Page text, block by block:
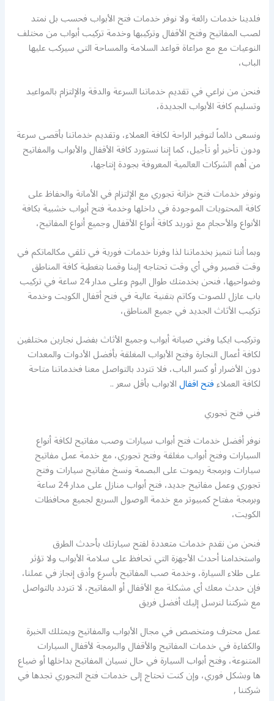
فلدينا خدمات رائعة ولا نوفر خدمات فتح الأبواب فحسب بل نمتد
لصب المفاتيح وفتح الأقفال وتركيبها وخدمة تركيب أبواب من مختلف
النوعيات مع مع مراعاة قواعد السلامة والمساحة التي سيركب عليها
الباب،
فنحن من نراعي في تقديم خدماتنا السرعة والدقة والإلتزام بالمواعيد
وتسليم كافة الأبواب الجديدة،
ونسعى دائماً لتوفير الراحة لكافة العملاء، وتقديم خدماتنا بأقصى سرعة
ودون تأخير أو تأجيل، كما إننا نستورد كافة الأقفال والأبواب والمفاتيح
من أهم الشركات العالمية المعروفة بجودة إنتاجها،
ونوفر خدمات فتح خزانة تجوري مع الإلتزام في الأمانة والحفاظ على
كافة المحتويات الموجودة في داخلها وخدمة فتح أبواب خشبية بكافة
الأنواع والأحجام مع توريد كافة أنواع الأقفال وجميع أنواع المفاتيح،
وبما أننا نتميز بخدماتنا لذا وفرنا خدمات فورية في تلقي مكالماتكم في
وقت قصير وفي أي وقت تحتاجه إلينا وقمنا بتغطية كافة المناطق
وضواحيها، فنحن بخدمتك طوال اليوم وعلى مدار 24 ساعة في تركيب
باب عازل للصوت وكاتم بتقنية عالية في فتح أقفال الكويت وخدمة
تركيب الأثاث الجديد في جميع المناطق،
وتركيب ايكيا وفني صيانة أبواب وجميع الأثاث بفضل نجارين مختلفين
لكافة أعمال النجارة وفتح الأبواب المغلقة بأفضل الأدوات والمعدات
دون الأضرار أو كسر الباب، فلا تتردد بالتواصل معنا فخدماتنا متاحة
لكافة العملاءفتح اقفالالابواب بأقل سعر ..
فني فتح تجوري
نوفر أفضل خدمات فتح أبواب سيارات وصب مفاتيح لكافة أنواع
السيارات وفتح أبواب مغلقة وفتح تجوري، مع خدمة عمل مفاتيح
سيارات وبرمجة ريموت على البصمة ونسخ مفاتيح سيارات وفتح
تجوري وعمل مفاتيح جديد، فتح أبواب منازل على مدار 24 ساعة
وبرمجة مفتاح كمبيوتر مع خدمة الوصول السريع لجميع محافظات
الكويت،
فنحن من نقدم خدمات متعددة لفتح سيارتك بأحدث الطرق
واستخدامنا أحدث الأجهزة التي تحافظ على سلامة الأبواب ولا تؤثر
على طلاء السيارة، وخدمة صب المفاتيح بأسرع وأدق إنجاز في عملنا،
فإن حدث معك أي مشكلة مع الأقفال أو المفاتيح، لا تتردد بالتواصل
مع شركتنا لنرسل إليك أفضل فريق
عمل محترف ومتخصص في مجال الأبواب والمفاتيح ويمتلك الخبرة
والكفاءة في خدمات المفاتيح والأقفال والبرمجة لأقفال السيارات
المتنوعة، وفتح أبواب السيارة في حال نسيان المفاتيح بداخلها أو ضياع
ها وبشكل فوري، وإن كنت تحتاج إلى خدمات فتح التجوري تجدها في
شركتنا ,